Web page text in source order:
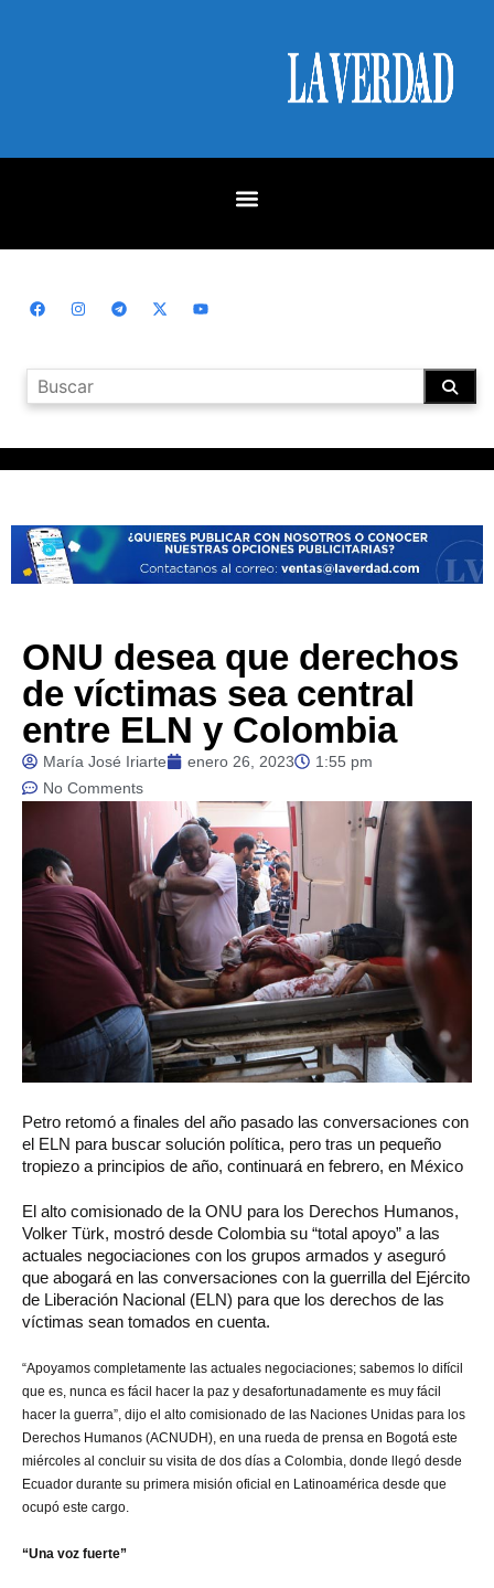
ONU desea que derechos
de víctimas sea central
entre ELN y Colombia
María José Iriarte enero 26, 2023
1:55 pm
No Comments
Petro retomó a finales del año pasado las conversaciones con
el ELN para buscar solución política, pero tras un pequeño
tropiezo a principios de año, continuará en febrero, en México
El alto comisionado de la ONU para los Derechos Humanos,
Volker Türk, mostró desde Colombia su “total apoyo” a las
actuales negociaciones con los grupos armados y aseguró
que abogará en las conversaciones con la guerrilla del Ejército
de Liberación Nacional (ELN) para que los derechos de las
víctimas sean tomados en cuenta.
“Apoyamos completamente las actuales negociaciones; sabemos lo difícil
que es, nunca es fácil hacer la paz y desafortunadamente es muy fácil
hacer la guerra”, dijo el alto comisionado de las Naciones Unidas para los
Derechos Humanos (ACNUDH), en una rueda de prensa en Bogotá este
miércoles al concluir su visita de dos días a Colombia, donde llegó desde
Ecuador durante su primera misión oficial en Latinoamérica desde que
ocupó este cargo.
“Una voz fuerte”